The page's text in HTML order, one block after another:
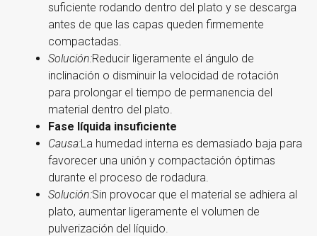
suficiente rodando dentro del plato y se descarga
antes de que las capas queden firmemente
compactadas.
Solución:Reducir ligeramente el ángulo de
inclinación o disminuir la velocidad de rotación
para prolongar el tiempo de permanencia del
material dentro del plato.
Fase líquida insuficiente
Causa:La humedad interna es demasiado baja para
favorecer una unión y compactación óptimas
durante el proceso de rodadura.
Solución:Sin provocar que el material se adhiera al
plato, aumentar ligeramente el volumen de
pulverización del líquido.